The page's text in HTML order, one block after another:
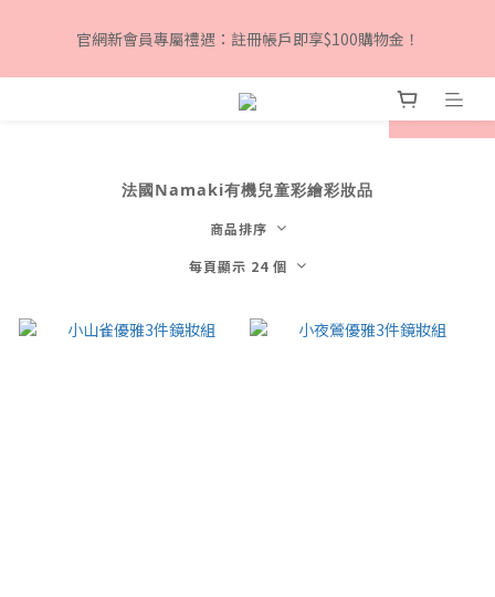
為止！
官網新會員專屬禮遇：註冊帳戶即享$100購物金！
8月下單滿$3000就送TOOFRUIT有機青蘋體香膏, 數量有限 送完
prev next
法國Namaki有機兒童彩繪彩妝品
商品排序
每頁顯示 24 個